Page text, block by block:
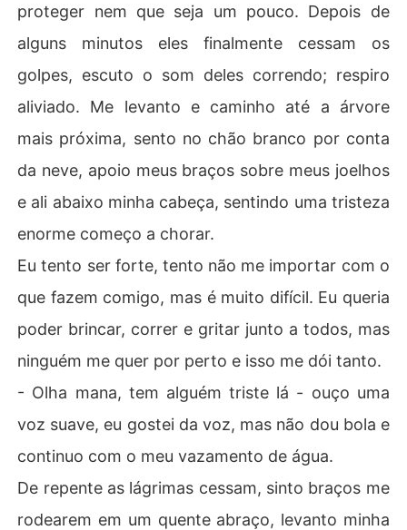
proteger nem que seja um pouco. Depois de
alguns minutos eles finalmente cessam os
golpes, escuto o som deles correndo; respiro
aliviado. Me levanto e caminho até a árvore
mais próxima, sento no chão branco por conta
da neve, apoio meus braços sobre meus joelhos
e ali abaixo minha cabeça, sentindo uma tristeza
enorme começo a chorar.
Eu tento ser forte, tento não me importar com o
que fazem comigo, mas é muito difícil. Eu queria
poder brincar, correr e gritar junto a todos, mas
ninguém me quer por perto e isso me dói tanto.
- Olha mana, tem alguém triste lá - ouço uma
voz suave, eu gostei da voz, mas não dou bola e
continuo com o meu vazamento de água.
De repente as lágrimas cessam, sinto braços me
rodearem em um quente abraço, levanto minha